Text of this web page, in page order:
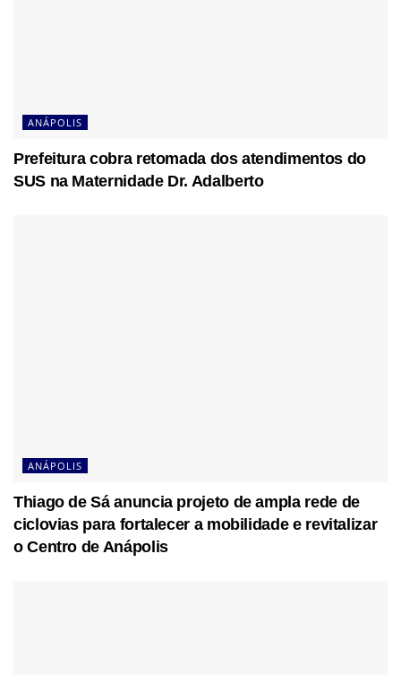
ANÁPOLIS
Prefeitura cobra retomada dos atendimentos do
SUS na Maternidade Dr. Adalberto
ANÁPOLIS
Thiago de Sá anuncia projeto de ampla rede de
ciclovias para fortalecer a mobilidade e revitalizar
o Centro de Anápolis